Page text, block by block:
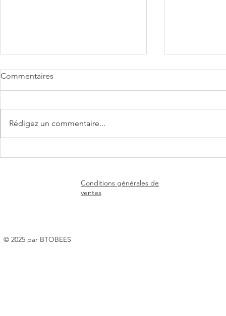
Commentaires
Rédigez un commentaire...
Conditions générales de
ventes
© 2025 par BTOBEES